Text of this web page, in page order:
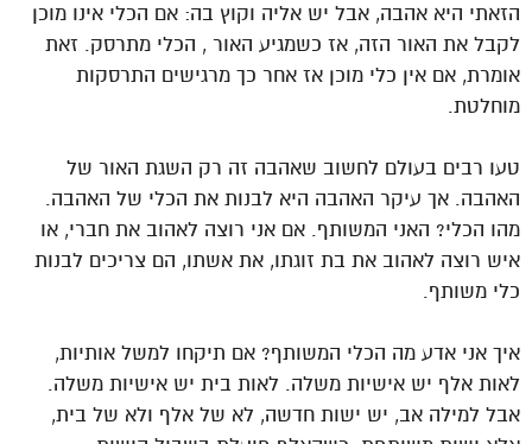
הזאתי היא אהבה, אבל יש אליה וקוץ בה: אם הכלי אינו מוכן
לקבל את האור הזה, אז כשמגיע האור , הכלי מתרסק. זאת
אומרת, אם אין כלי מוכן אז אחר כך מרגישים התרסקות
מוחלטת.
טעו רבים בעולם לחשוב שאהבה זה רק השגת האור של
האהבה. אך עיקר האהבה היא לבנות את הכלי של האהבה.
מהו הכלי? האני המשותף. אם אני רוצה לאהוב את חברי, או
איש רוצה לאהוב את בת זוגתו, את אשתו, הם צריכים לבנות
כלי משותף.
איך אני אדע מה הכלי המשותף? אם תיקחו למשל אותיות,
לאות אלף יש אישיות משלה. לאות בית יש אישיות משלה.
אבל למילה אב, יש ישות חדשה, לא של אלף ולא של בית,